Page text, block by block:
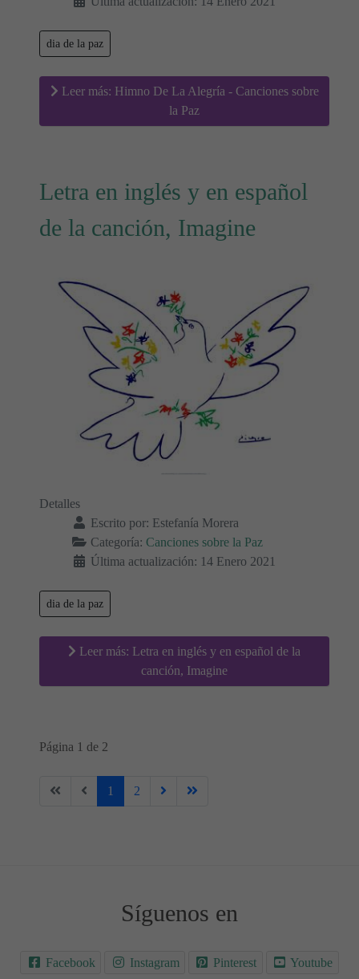
dia de la paz
Leer más: Himno De La Alegría - Canciones sobre
la Paz
Letra en inglés y en español
de la canción, Imagine
Detalles
Escrito por: Estefanía Morera
Categoría: Canciones sobre la Paz
Última actualización: 14 Enero 2021
dia de la paz
Leer más: Letra en inglés y en español de la
canción, Imagine
Página 1 de 2
1 2
Síguenos en
Facebook Instagram Pinterest Youtube